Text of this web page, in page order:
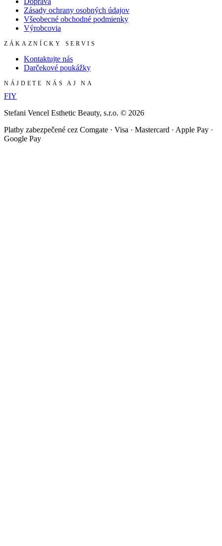
Zásady ochrany osobných údajov
Všeobecné obchodné podmienky
Výrobcovia
ZÁKAZNÍCKY SERVIS
Kontaktujte nás
Darčekové poukážky
NÁJDETE NÁS AJ NA
FIY
Stefani Vencel Esthetic Beauty, s.r.o. © 2026
Platby zabezpečené cez Comgate · Visa · Mastercard · Apple Pay ·
Google Pay